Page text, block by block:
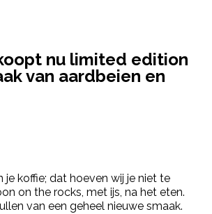
nu limited edition
van aardbeien en
je koffie; dat hoeven wij je niet te
on the rocks, met ijs, na het eten.
van een geheel nieuwe smaak.